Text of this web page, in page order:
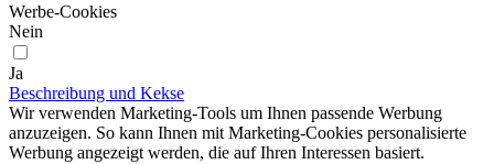
Werbe-Cookies
Nein
Ja
Beschreibung und Kekse
Wir verwenden Marketing-Tools um Ihnen passende Werbung
anzuzeigen. So kann Ihnen mit Marketing-Cookies personalisierte
Werbung angezeigt werden, die auf Ihren Interessen basiert.